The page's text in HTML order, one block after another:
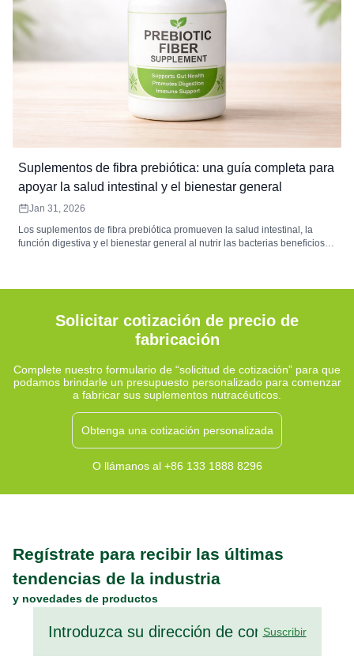
Suplementos de fibra prebiótica: una guía completa para
apoyar la salud intestinal y el bienestar general
Jan 31, 2026
Los suplementos de fibra prebiótica promueven la salud intestinal, la
función digestiva y el bienestar general al nutrir las bacterias beneficiosas
Solicitar cotización de precio de
fabricación
Complete nuestro formulario de “solicitud de cotización” para que
podamos brindarle un presupuesto personalizado para comenzar
a fabricar sus suplementos nutracéuticos.
Obtenga una cotización personalizada
O llámanos al +86 133 1888 8296
Regístrate para recibir las últimas
tendencias de la industria
y novedades de productos
Suscribir